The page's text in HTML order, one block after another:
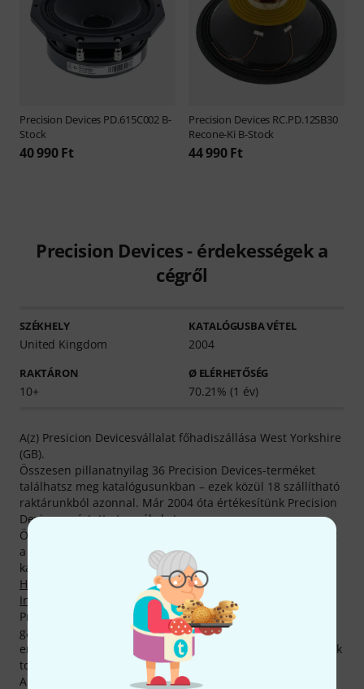
Precision Devices PD.615C002 B-
Stock
40 990 Ft
Precision Devices RC.PD.12SB30
Recone-Ki B-Stock
44 990 Ft
Precision Devices - érdekességek a
cégről
SZÉKHELY
United Kingdom
KATALÓGUSBA VÉTEL
2004
RAKTÁRON
10+
Ø ELÉRHETŐSÉG
70.21% (1 év)
A(z) Presicion Devicesvállalat főhadiszállása West Yorkshire
(GB).
Összesen pillanatnyilag 36 Precision Devices-terméket
találhatsz meg katalógusunkban – ezek közül 18 szállítható
raktárunkból azonnal. Már 2004 óta értékesítünk Precision
Devices gyártotta termékeket.
Összesen 10 Precision Devices-termék tartózkodik jelenleg
a Thomann legkeresettebb termékei közt, az alábbi
kategóriákban:
20 Inchnél nagyobb hangszórók
Hangfaltekercselo szettek,2 Inches magassugárzók
Inches hangszórók
és6.5 Inches hangszórók
Precision Devices -termékekre általában csupán 2 év
garancia van érvényben, mi azonban nem elégszünk meg
ennyivel a Thomann-nál, és saját zsebünkre gondoskodunk
további egy év garanciáról.
A gyártóval kapcsolatban itt találsz bővebb tájékoztatást: